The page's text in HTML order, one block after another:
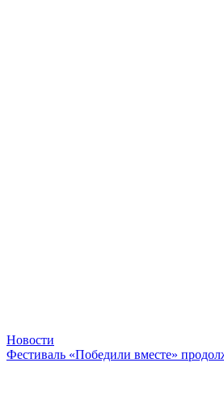
Новости
Фестиваль «Победили вместе»